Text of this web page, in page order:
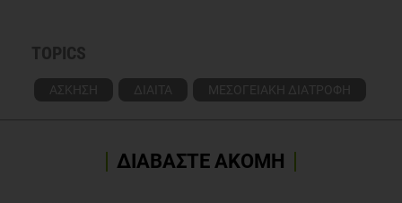
TOPICS
ΑΣΚΗΣΗ ΔΙΑΙΤΑ ΜΕΣΟΓΕΙΑΚΗ ΔΙΑΤΡΟΦΗ
ΔΙΑΒΑΣΤΕ ΑΚΟΜΗ